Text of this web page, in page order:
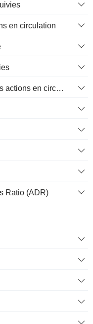
en circulation
Moyenne pondérée diluée des actions en circulation
Ratio (ADR)